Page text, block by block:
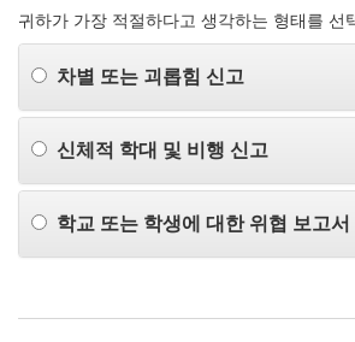
귀하가 가장 적절하다고 생각하는 형태를 선
차별 또는 괴롭힘 신고
신체적 학대 및 비행 신고
학교 또는 학생에 대한 위협 보고서